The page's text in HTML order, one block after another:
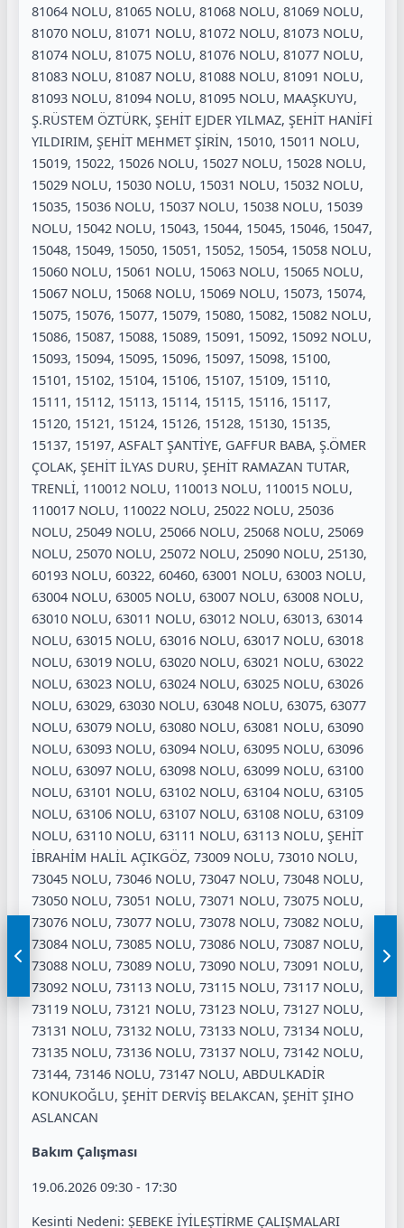
81064 NOLU, 81065 NOLU, 81068 NOLU, 81069 NOLU,
81070 NOLU, 81071 NOLU, 81072 NOLU, 81073 NOLU,
81074 NOLU, 81075 NOLU, 81076 NOLU, 81077 NOLU,
81083 NOLU, 81087 NOLU, 81088 NOLU, 81091 NOLU,
81093 NOLU, 81094 NOLU, 81095 NOLU, MAAŞKUYU,
Ş.RÜSTEM ÖZTÜRK, ŞEHİT EJDER YILMAZ, ŞEHİT HANİFİ
YILDIRIM, ŞEHİT MEHMET ŞİRİN, 15010, 15011 NOLU,
15019, 15022, 15026 NOLU, 15027 NOLU, 15028 NOLU,
15029 NOLU, 15030 NOLU, 15031 NOLU, 15032 NOLU,
15035, 15036 NOLU, 15037 NOLU, 15038 NOLU, 15039
NOLU, 15042 NOLU, 15043, 15044, 15045, 15046, 15047,
15048, 15049, 15050, 15051, 15052, 15054, 15058 NOLU,
15060 NOLU, 15061 NOLU, 15063 NOLU, 15065 NOLU,
15067 NOLU, 15068 NOLU, 15069 NOLU, 15073, 15074,
15075, 15076, 15077, 15079, 15080, 15082, 15082 NOLU,
15086, 15087, 15088, 15089, 15091, 15092, 15092 NOLU,
15093, 15094, 15095, 15096, 15097, 15098, 15100,
15101, 15102, 15104, 15106, 15107, 15109, 15110,
15111, 15112, 15113, 15114, 15115, 15116, 15117,
15120, 15121, 15124, 15126, 15128, 15130, 15135,
15137, 15197, ASFALT ŞANTİYE, GAFFUR BABA, Ş.ÖMER
ÇOLAK, ŞEHİT İLYAS DURU, ŞEHİT RAMAZAN TUTAR,
TRENLİ, 110012 NOLU, 110013 NOLU, 110015 NOLU,
110017 NOLU, 110022 NOLU, 25022 NOLU, 25036
NOLU, 25049 NOLU, 25066 NOLU, 25068 NOLU, 25069
NOLU, 25070 NOLU, 25072 NOLU, 25090 NOLU, 25130,
60193 NOLU, 60322, 60460, 63001 NOLU, 63003 NOLU,
63004 NOLU, 63005 NOLU, 63007 NOLU, 63008 NOLU,
63010 NOLU, 63011 NOLU, 63012 NOLU, 63013, 63014
NOLU, 63015 NOLU, 63016 NOLU, 63017 NOLU, 63018
NOLU, 63019 NOLU, 63020 NOLU, 63021 NOLU, 63022
NOLU, 63023 NOLU, 63024 NOLU, 63025 NOLU, 63026
NOLU, 63029, 63030 NOLU, 63048 NOLU, 63075, 63077
NOLU, 63079 NOLU, 63080 NOLU, 63081 NOLU, 63090
NOLU, 63093 NOLU, 63094 NOLU, 63095 NOLU, 63096
NOLU, 63097 NOLU, 63098 NOLU, 63099 NOLU, 63100
NOLU, 63101 NOLU, 63102 NOLU, 63104 NOLU, 63105
NOLU, 63106 NOLU, 63107 NOLU, 63108 NOLU, 63109
NOLU, 63110 NOLU, 63111 NOLU, 63113 NOLU, ŞEHİT
İBRAHİM HALİL AÇIKGÖZ, 73009 NOLU, 73010 NOLU,
73045 NOLU, 73046 NOLU, 73047 NOLU, 73048 NOLU,
73050 NOLU, 73051 NOLU, 73071 NOLU, 73075 NOLU,
73076 NOLU, 73077 NOLU, 73078 NOLU, 73082 NOLU,
73084 NOLU, 73085 NOLU, 73086 NOLU, 73087 NOLU,
73088 NOLU, 73089 NOLU, 73090 NOLU, 73091 NOLU,
73092 NOLU, 73113 NOLU, 73115 NOLU, 73117 NOLU,
73119 NOLU, 73121 NOLU, 73123 NOLU, 73127 NOLU,
73131 NOLU, 73132 NOLU, 73133 NOLU, 73134 NOLU,
73135 NOLU, 73136 NOLU, 73137 NOLU, 73142 NOLU,
73144, 73146 NOLU, 73147 NOLU, ABDULKADİR
KONUKOĞLU, ŞEHİT DERVİŞ BELAKCAN, ŞEHİT ŞIHO
ASLANCAN
Bakım Çalışması
19.06.2026 09:30 - 17:30
Kesinti Nedeni: ŞEBEKE İYİLEŞTİRME ÇALIŞMALARI